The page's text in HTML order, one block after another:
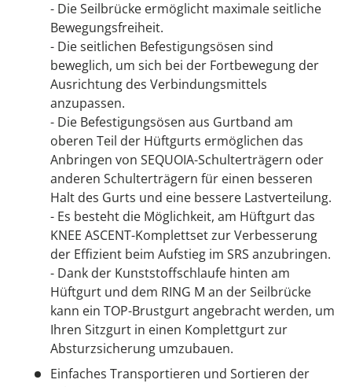
- Die Seilbrücke ermöglicht maximale seitliche
Bewegungsfreiheit.
- Die seitlichen Befestigungsösen sind
beweglich, um sich bei der Fortbewegung der
Ausrichtung des Verbindungsmittels
anzupassen.
- Die Befestigungsösen aus Gurtband am
oberen Teil der Hüftgurts ermöglichen das
Anbringen von SEQUOIA-Schulterträgern oder
anderen Schulterträgern für einen besseren
Halt des Gurts und eine bessere Lastverteilung.
- Es besteht die Möglichkeit, am Hüftgurt das
KNEE ASCENT-Komplettset zur Verbesserung
der Effizient beim Aufstieg im SRS anzubringen.
- Dank der Kunststoffschlaufe hinten am
Hüftgurt und dem RING M an der Seilbrücke
kann ein TOP-Brustgurt angebracht werden, um
Ihren Sitzgurt in einen Komplettgurt zur
Absturzsicherung umzubauen.
Einfaches Transportieren und Sortieren der